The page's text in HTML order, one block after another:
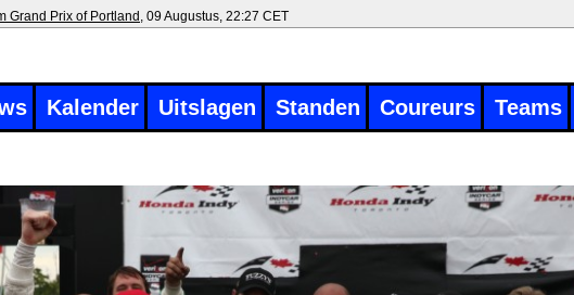
Grand Prix of Portland , 09 Augustus, 22:27 CET
Kalender Uitslagen Standen Coureurs Teams